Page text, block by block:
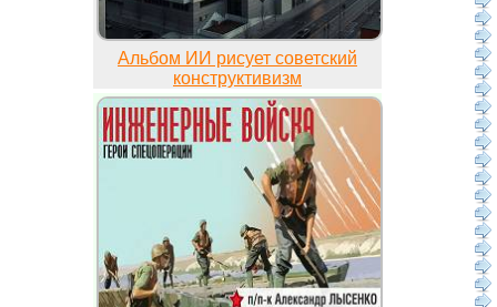
Альбом ИИ рисует советский
конструктивизм